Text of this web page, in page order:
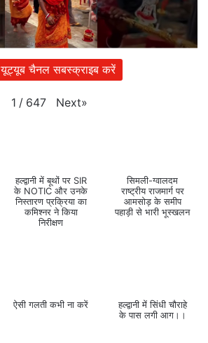
यूट्यूब चैनल सबस्क्राइब करें
1 / 647 Next»
हल्द्वानी में बूथों पर SIR
के NOTIC और उनके
निस्तारण प्रक्रिया का
कमिश्नर ने किया
निरीक्षण
सिमली-ग्वालदम
राष्ट्रीय राजमार्ग पर
आमसोड़ के समीप
पहाड़ी से भारी भूस्खलन
ऐसी गलती कभी ना करें
हल्द्वानी में सिंधी चौराहे
के पास लगी आग।।